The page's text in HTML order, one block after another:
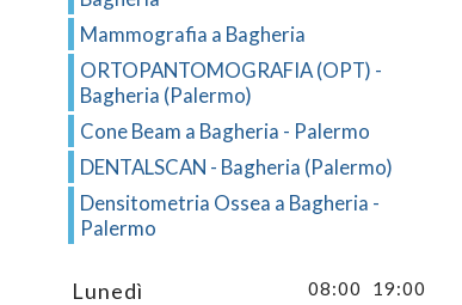
Mammografia a Bagheria
ORTOPANTOMOGRAFIA (OPT) -
Bagheria (Palermo)
Cone Beam a Bagheria - Palermo
DENTALSCAN - Bagheria (Palermo)
Densitometria Ossea a Bagheria -
Palermo
Lunedì 08:00 19:00